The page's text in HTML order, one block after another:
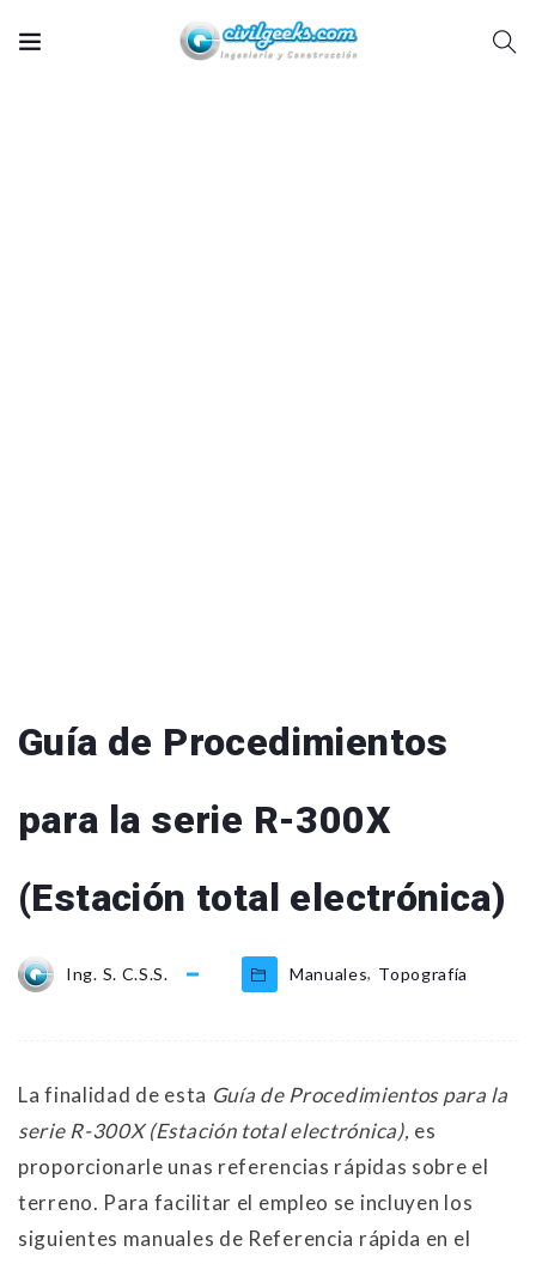
Guía de Procedimientos
para la serie R-300X
(Estación total electrónica)
Ing. S. C.S.S. Manuales, Topografía
La finalidad de esta Guía de Procedimientos para la
serie R-300X (Estación total electrónica), es
proporcionarle unas referencias rápidas sobre el
terreno. Para facilitar el empleo se incluyen los
siguientes manuales de Referencia rápida en el